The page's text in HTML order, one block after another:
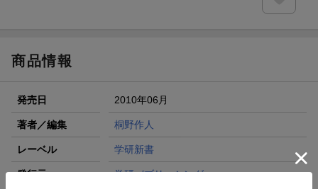
条件達成で楽天限定・宝塚歌劇 宙組貸切公演ペアチケット
商品情報
発売日 2010年06月
著者／編集 桐野作人
レーベル 学研新書
発行元 学研パブリッシング